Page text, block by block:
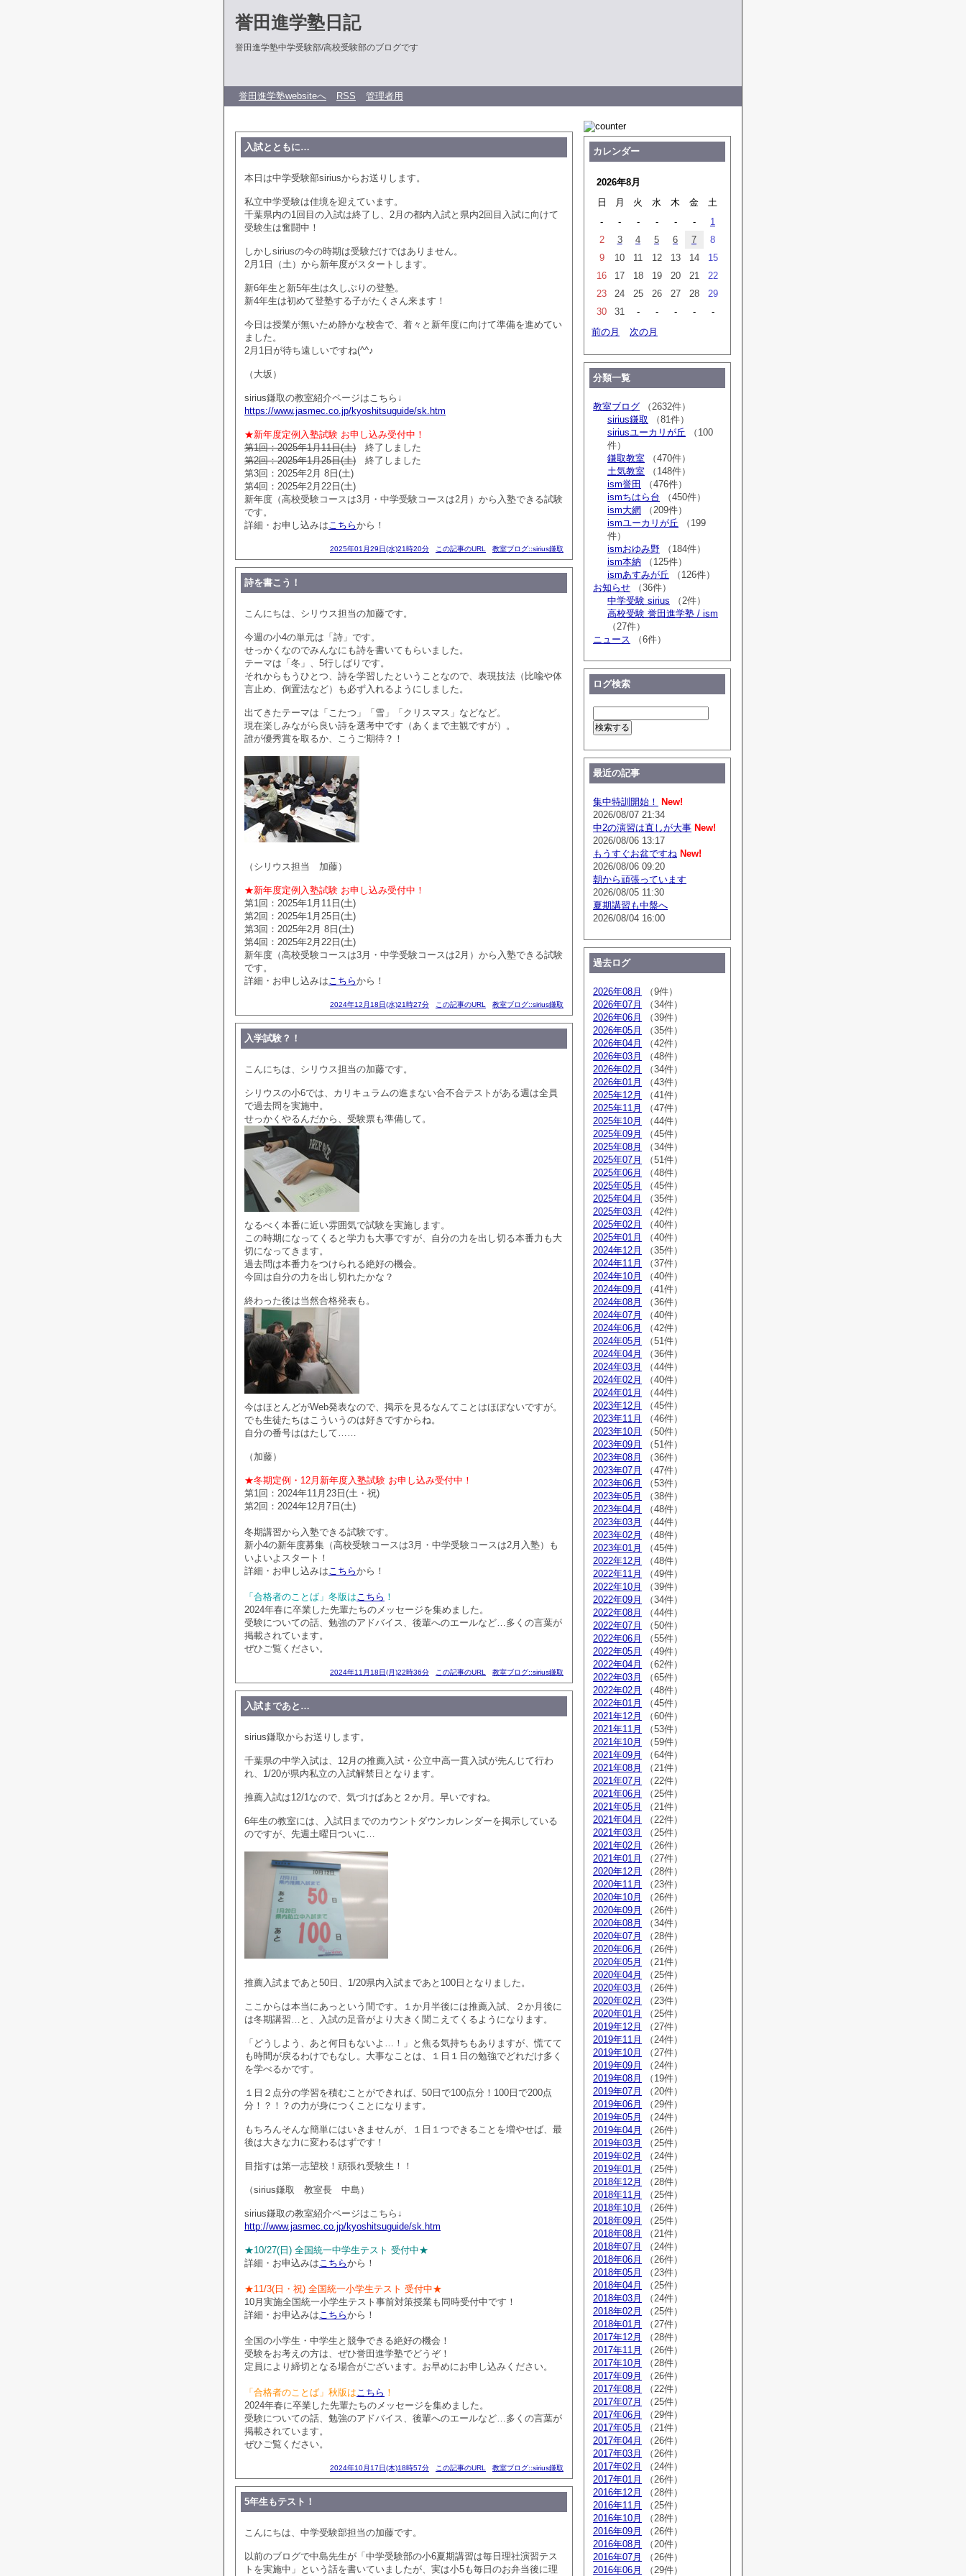
誉田進学塾日記
誉田進学塾中学受験部/高校受験部のブログです
誉田進学塾websiteへ RSS 管理者用
入試とともに…
本日は中学受験部siriusからお送りします。
私立中学受験は佳境を迎えています。
千葉県内の1回目の入試は終了し、2月の都内入試と県内2回目入試に向けて
受験生は奮闘中！
しかしsiriusの今の時期は受験だけではありません。
2月1日（土）から新年度がスタートします。
新6年生と新5年生は久しぶりの登塾。
新4年生は初めて登塾する子がたくさん来ます！
今日は授業が無いため静かな校舎で、着々と新年度に向けて準備を進めてい
ました。
2月1日が待ち遠しいですね(^^♪
（大坂）
sirius鎌取の教室紹介ページはこちら↓
https://www.jasmec.co.jp/kyoshitsuguide/sk.htm
★新年度定例入塾試験 お申し込み受付中！
第1回：2025年1月11日(土) 終了しました
第2回：2025年1月25日(土) 終了しました
第3回：2025年2月 8日(土)
第4回：2025年2月22日(土)
新年度（高校受験コースは3月・中学受験コースは2月）から入塾できる試験
です。
詳細・お申し込みはこちらから！
2025年01月29日(水)21時20分 この記事のURL 教室ブログ::sirius鎌取
詩を書こう！
こんにちは、シリウス担当の加藤です。
今週の小4の単元は「詩」です。
せっかくなのでみんなにも詩を書いてもらいました。
テーマは「冬」、5行しばりです。
それからもうひとつ、詩を学習したということなので、表現技法（比喩や体
言止め、倒置法など）も必ず入れるようにしました。
出てきたテーマは「こたつ」「雪」「クリスマス」などなど。
現在楽しみながら良い詩を選考中です（あくまで主観ですが）。
誰が優秀賞を取るか、こうご期待？！
（シリウス担当 加藤）
★新年度定例入塾試験 お申し込み受付中！
第1回：2025年1月11日(土)
第2回：2025年1月25日(土)
第3回：2025年2月 8日(土)
第4回：2025年2月22日(土)
新年度（高校受験コースは3月・中学受験コースは2月）から入塾できる試験
です。
詳細・お申し込みはこちらから！
2024年12月18日(水)21時27分 この記事のURL 教室ブログ::sirius鎌取
入学試験？！
こんにちは、シリウス担当の加藤です。
シリウスの小6では、カリキュラムの進まない合不合テストがある週は全員
で過去問を実施中。
せっかくやるんだから、受験票も準備して。
なるべく本番に近い雰囲気で試験を実施します。
この時期になってくると学力も大事ですが、自分の力を出し切る本番力も大
切になってきます。
過去問は本番力をつけられる絶好の機会。
今回は自分の力を出し切れたかな？
終わった後は当然合格発表も。
今はほとんどがWeb発表なので、掲示を見るなんてことはほぼないですが。
でも生徒たちはこういうのは好きですからね。
自分の番号ははたして……
（加藤）
★冬期定例・12月新年度入塾試験 お申し込み受付中！
第1回：2024年11月23日(土・祝)
第2回：2024年12月7日(土)
冬期講習から入塾できる試験です。
新小4の新年度募集（高校受験コースは3月・中学受験コースは2月入塾）も
いよいよスタート！
詳細・お申し込みはこちらから！
「合格者のことば」冬版はこちら ！
2024年春に卒業した先輩たちのメッセージを集めました。
受験についての話、勉強のアドバイス、後輩へのエールなど…多くの言葉が
掲載されています。
ぜひご覧ください。
2024年11月18日(月)22時36分 この記事のURL 教室ブログ::sirius鎌取
入試まであと…
sirius鎌取からお送りします。
千葉県の中学入試は、12月の推薦入試・公立中高一貫入試が先んじて行わ
れ、1/20が県内私立の入試解禁日となります。
推薦入試は12/1なので、気づけばあと２か月。早いですね。
6年生の教室には、入試日までのカウントダウンカレンダーを掲示している
のですが、先週土曜日ついに…
推薦入試まであと50日、1/20県内入試まであと100日となりました。
ここからは本当にあっという間です。１か月半後には推薦入試、２か月後に
は冬期講習…と、入試の足音がより大きく聞こえてくるようになります。
「どうしよう、あと何日もないよ…！」と焦る気持ちもありますが、慌てて
も時間が戻るわけでもなし。大事なことは、１日１日の勉強でどれだけ多く
を学べるかです。
１日２点分の学習を積むことができれば、50日で100点分！100日で200点
分！？！？の力が身につくことになります。
もちろんそんな簡単にはいきませんが、１日１つできることを増やせば、最
後は大きな力に変わるはずです！
目指すは第一志望校！頑張れ受験生！！
（sirius鎌取 教室長 中島）
sirius鎌取の教室紹介ページはこちら↓
http://www.jasmec.co.jp/kyoshitsuguide/sk.htm
★10/27(日) 全国統一中学生テスト 受付中★
詳細・お申込みはこちらから！
★11/3(日・祝) 全国統一小学生テスト 受付中★
10月実施全国統一小学生テスト事前対策授業も同時受付中です！
詳細・お申込みはこちらから！
全国の小学生・中学生と競争できる絶好の機会！
受験をお考えの方は、ぜひ誉田進学塾でどうぞ！
定員により締切となる場合がございます。お早めにお申し込みください。
「合格者のことば」秋版はこちら ！
2024年春に卒業した先輩たちのメッセージを集めました。
受験についての話、勉強のアドバイス、後輩へのエールなど…多くの言葉が
掲載されています。
ぜひご覧ください。
2024年10月17日(木)18時57分 この記事のURL 教室ブログ::sirius鎌取
5年生もテスト！
こんにちは、中学受験部担当の加藤です。
以前のブログで中島先生が「中学受験部の小6夏期講習は毎日理社演習テス
トを実施中」という話を書いていましたが、実は小5も毎日のお弁当後に理
カレンダー
2026年8月
日
月 火 水 木 金
土
-
- - - - -
1
2
3 4 5 6 7
8
9
10 11 12 13 14
15
16
17 18 19 20 21
22
23
24 25 26 27 28
29
30
31 - - - -
-
前の月
次の月
分類一覧
教室ブログ （2632件）
sirius鎌取 （81件）
siriusユーカリが丘 （100
件）
鎌取教室 （470件）
土気教室 （148件）
ism誉田
（476件）
ismちはら台 （450件）
ism大網 （209件）
ismユーカリが丘 （199
件）
ismおゆみ野 （184件）
ism本納 （125件）
ismあすみが丘 （126件）
お知らせ （36件）
中学受験 sirius （2件）
高校受験 誉田進学塾 / ism
（27件）
ニュース （6件）
ログ検索
最近の記事
集中特訓開始！
New!
2026/08/07 21:34
中2の演習は直しが大事 New!
2026/08/06 13:17
もうすぐお盆ですね New!
2026/08/06 09:20
朝から頑張っています
2026/08/05 11:30
夏期講習も中盤へ
2026/08/04 16:00
過去ログ
2026年08月
（9件）
2026年07月
（34件）
2026年06月
（39件）
2026年05月
（35件）
2026年04月
（42件）
2026年03月
（48件）
2026年02月
（34件）
2026年01月
（43件）
2025年12月
（41件）
2025年11月
（47件）
2025年10月
（44件）
2025年09月
（45件）
2025年08月
（34件）
2025年07月
（51件）
2025年06月
（48件）
2025年05月
（45件）
2025年04月
（35件）
2025年03月
（42件）
2025年02月
（40件）
2025年01月
（40件）
2024年12月
（35件）
2024年11月
（37件）
2024年10月
（40件）
2024年09月
（41件）
2024年08月
（36件）
2024年07月
（40件）
2024年06月
（42件）
2024年05月
（51件）
2024年04月
（36件）
2024年03月
（44件）
2024年02月
（40件）
2024年01月
（44件）
2023年12月
（45件）
2023年11月
（46件）
2023年10月
（50件）
2023年09月
（51件）
2023年08月
（36件）
2023年07月
（47件）
2023年06月
（53件）
2023年05月
（38件）
2023年04月
（48件）
2023年03月
（44件）
2023年02月
（48件）
2023年01月
（45件）
2022年12月
（48件）
2022年11月
（49件）
2022年10月
（39件）
2022年09月
（34件）
2022年08月
（44件）
2022年07月
（50件）
2022年06月
（55件）
2022年05月
（49件）
2022年04月
（62件）
2022年03月
（65件）
2022年02月
（48件）
2022年01月
（45件）
2021年12月
（60件）
2021年11月
（53件）
2021年10月
（59件）
2021年09月
（64件）
2021年08月
（21件）
2021年07月
（22件）
2021年06月
（25件）
2021年05月
（21件）
2021年04月
（22件）
2021年03月
（25件）
2021年02月
（26件）
2021年01月
（27件）
2020年12月
（28件）
2020年11月
（23件）
2020年10月
（26件）
2020年09月
（26件）
2020年08月
（34件）
2020年07月
（28件）
2020年06月
（26件）
2020年05月
（21件）
2020年04月
（25件）
2020年03月
（26件）
2020年02月
（23件）
2020年01月
（25件）
2019年12月
（27件）
2019年11月
（24件）
2019年10月
（27件）
2019年09月
（24件）
2019年08月
（19件）
2019年07月
（20件）
2019年06月
（29件）
2019年05月
（24件）
2019年04月
（26件）
2019年03月
（25件）
2019年02月
（24件）
2019年01月
（25件）
2018年12月
（28件）
2018年11月
（25件）
2018年10月
（26件）
2018年09月
（25件）
2018年08月
（21件）
2018年07月
（24件）
2018年06月
（26件）
2018年05月
（23件）
2018年04月
（25件）
2018年03月
（24件）
2018年02月
（25件）
2018年01月
（27件）
2017年12月
（28件）
2017年11月
（26件）
2017年10月
（28件）
2017年09月
（26件）
2017年08月
（22件）
2017年07月
（25件）
2017年06月
（29件）
2017年05月
（21件）
2017年04月
（26件）
2017年03月
（26件）
2017年02月
（24件）
2017年01月
（26件）
2016年12月
（28件）
2016年11月
（25件）
2016年10月
（28件）
2016年09月
（26件）
2016年08月
（20件）
2016年07月
（26件）
2016年06月
（29件）